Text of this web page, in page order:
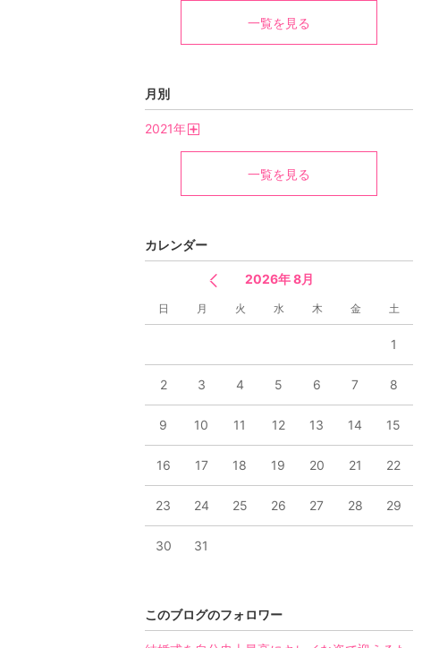
一覧を見る
月別
2021年
一覧を見る
カレンダー
2026年 8月
日 月 火 水 木 金 土
1
2 3 4 5 6 7 8
9 10 11 12 13 14 15
16 17 18 19 20 21 22
23 24 25 26 27 28 29
30 31
このブログのフォロワー